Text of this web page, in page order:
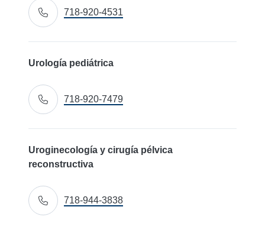
Llamar
718-920-4531
Urología pediátrica
Llamar
718-920-7479
Uroginecología y cirugía pélvica
reconstructiva
Llamar
718-944-3838